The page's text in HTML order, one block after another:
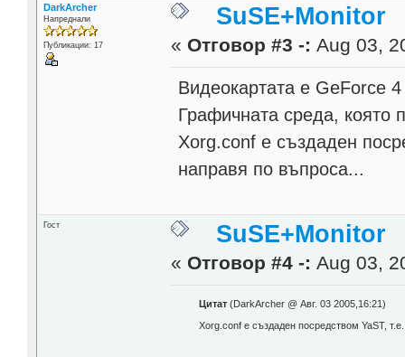
DarkArcher
Напреднали
Публикации: 17
SuSE+Monitor
« Отговор #3 -: Aug 03,
Видеокартата е GeForce
Графичната среда, която
Xorg.conf e създаден
направя по въпроса...
Гост SuSE+Monitor
« Отговор #4 -: Aug 03,
Цитат(DarkArcher @ Авг. 03 2005,16:21)
Xorg.conf e създаден посредством YaST,